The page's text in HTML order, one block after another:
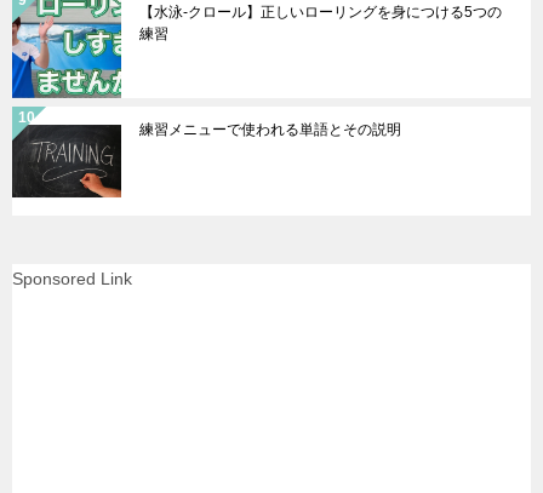
【水泳-クロール】正しいローリングを身につける5つの
練習
練習メニューで使われる単語とその説明
Sponsored Link